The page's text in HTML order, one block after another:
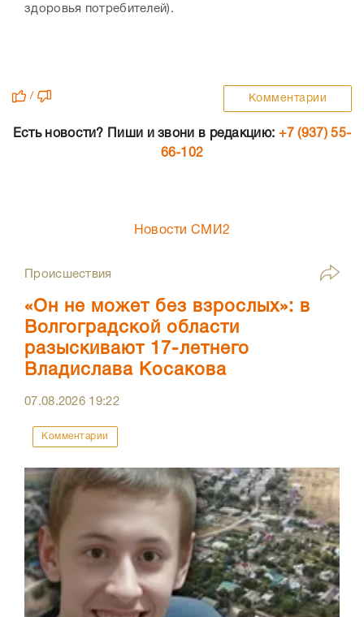
здоровья потребителей).
/ Комментарии
Есть новости? Пиши и звони в редакцию: +7 (937) 55-
66-102
Новости СМИ2
Происшествия
«Он не может без взрослых»: в
Волгоградской области
разыскивают 17-летнего
Владислава Косакова
07.08.2026 19:22
Комментарии